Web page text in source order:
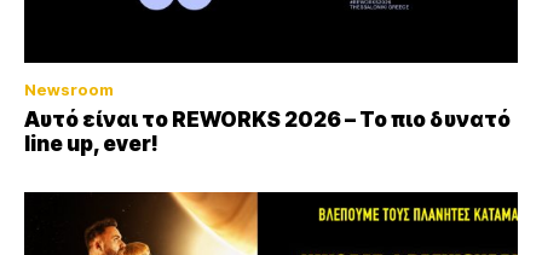
Newsroom
Αυτό είναι το REWORKS 2026 – Το πιο δυνατό
line up, ever!